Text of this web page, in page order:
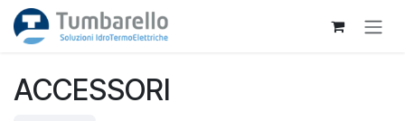
Passa al contenuto
ACCESSORI